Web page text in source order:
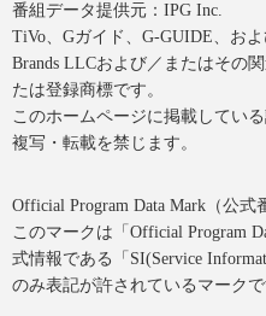
番組データ提供元：IPG Inc.
TiVo、Gガイド、G-GUIDE、お
Brands LLCおよび／またはその
たは登録商標です。
このホームページに掲載してい
複写・転載を禁じます。
Official Program Data Mark（公式
このマークは「Official Program
式情報である「SI(Service
のみ表記が許されているマークで